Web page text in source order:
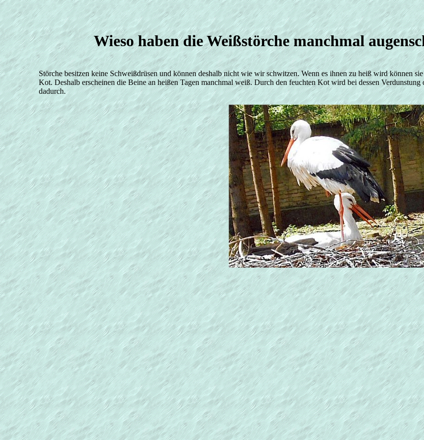
Wieso haben die Weißstörche manchmal
Störche besitzen keine Schweißdrüsen und können deshalb nicht wie wir schwitzen. Wenn es ihnen zu heiß wird können
Kot. Deshalb erscheinen die Beine an heißen Tagen manchmal weiß. Durch den feuchten Kot wird bei dessen
dadurch.